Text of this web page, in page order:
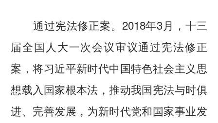
通过宪法修正案。2018年3月，十三
届全国人大一次会议审议通过宪法修正
案，将习近平新时代中国特色社会主义思
想载入国家根本法，推动我国宪法与时俱
进、完善发展，为新时代党和国家事业发